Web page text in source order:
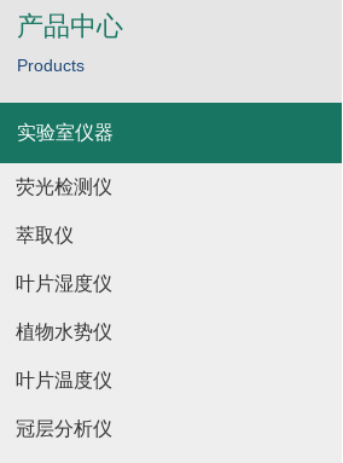
产品中心
Products
实验室仪器
荧光检测仪
萃取仪
叶片湿度仪
植物水势仪
叶片温度仪
冠层分析仪